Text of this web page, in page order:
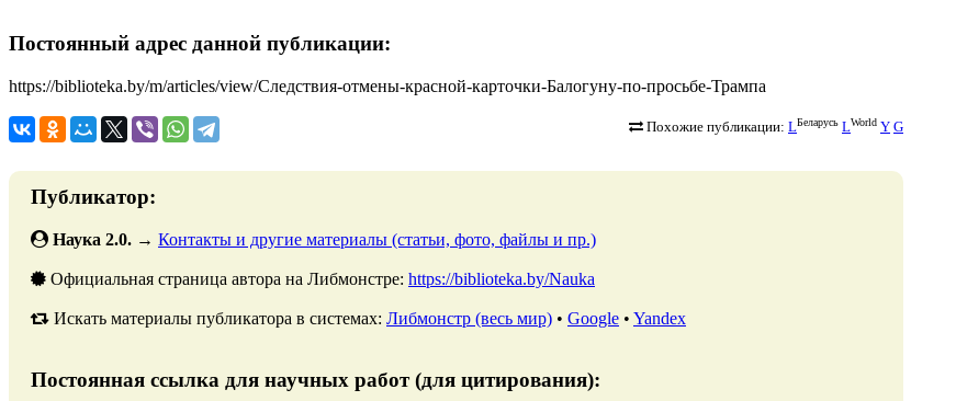
Постоянный адрес данной публикации:
https://biblioteka.by/m/articles/view/Следствия-отмены-красной-карточки-Балогуну-по-просьбе-Трампа
Похожие публикации: LБеларусь LWorld Y G
Публикатор:
Наука 2.0. → Контакты и другие материалы (статьи, фото, файлы и пр.)
Официальная страница автора на Либмонстре: https://biblioteka.by/Nauka
Искать материалы публикатора в системах: Либмонстр (весь мир) • Google • Yandex
Постоянная ссылка для научных работ (для цитирования):